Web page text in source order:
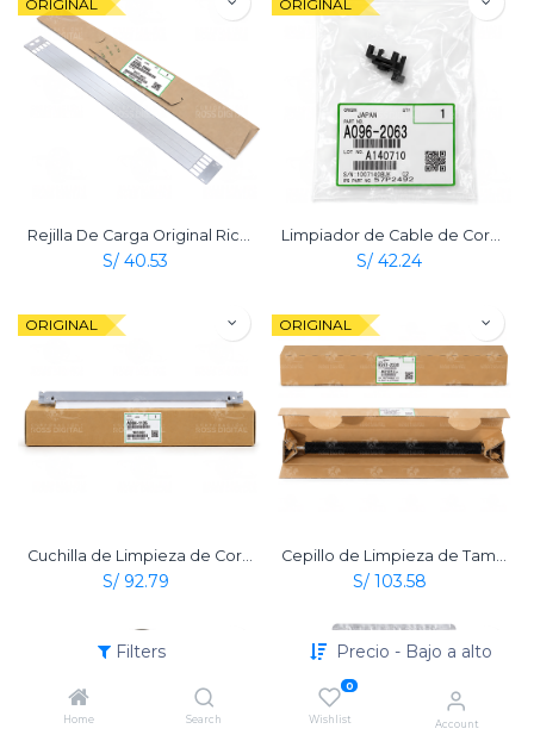
Filters Precio - Bajo a alto
Home Search
0
Wishlist Account
ORIGINAL
S/ 40.53
ORIGINAL
S/ 42.24
ORIGINAL
S/ 92.79
ORIGINAL
S/ 103.58
ORIGINAL